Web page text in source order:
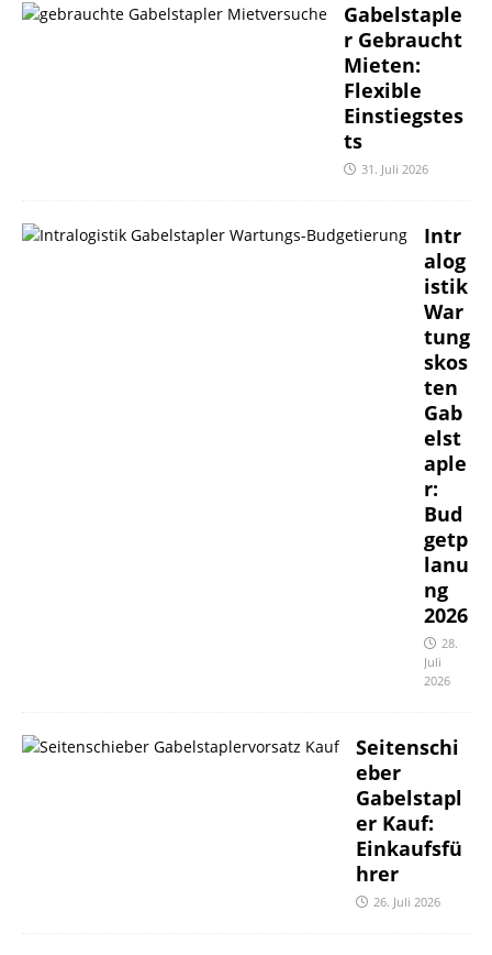
Gabelstaple
r Gebraucht
Mieten:
Flexible
Einstiegstes
ts
31. Juli 2026
Intr
alog
istik
War
tung
skos
ten
Gab
elst
aple
r:
Bud
getp
lanu
ng
2026
28.
Juli
2026
Seitenschi
eber
Gabelstapl
er Kauf:
Einkaufsfü
hrer
26. Juli 2026